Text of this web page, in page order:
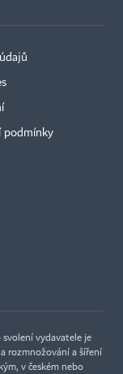
podmínky
svolení vydavatele je
rozmnožování a šíření
v českém nebo